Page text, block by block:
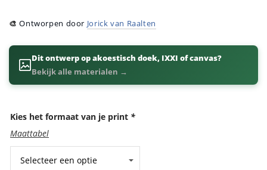
🎨Ontworpen door Jorick van Raalten
Dit ontwerp op akoestisch doek, IXXI of canvas?
Bekijk alle materialen →
Kies het formaat van je print *
Maattabel